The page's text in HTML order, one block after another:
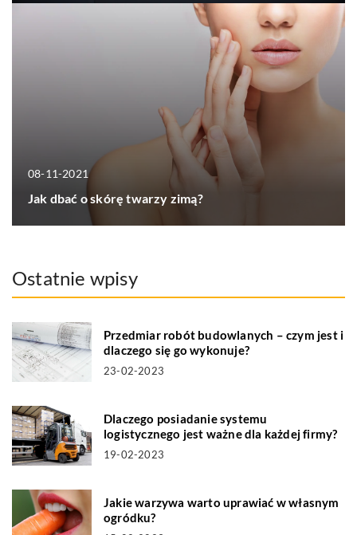
08-11-2021
Jak dbać o skórę twarzy zimą?
Ostatnie wpisy
Przedmiar robót budowlanych – czym jest i
dlaczego się go wykonuje?
23-02-2023
Dlaczego posiadanie systemu
logistycznego jest ważne dla każdej firmy?
19-02-2023
Jakie warzywa warto uprawiać w własnym
ogródku?